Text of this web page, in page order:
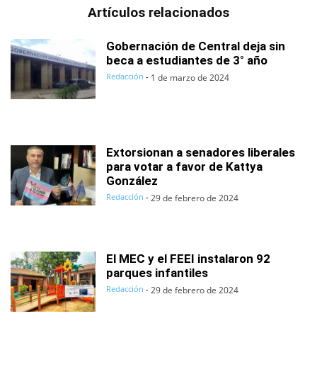
Artículos relacionados
Gobernación de Central deja sin
beca a estudiantes de 3° año
Redacción - 1 de marzo de 2024
Extorsionan a senadores liberales
para votar a favor de Kattya
González
Redacción - 29 de febrero de 2024
El MEC y el FEEI instalaron 92
parques infantiles
Redacción - 29 de febrero de 2024